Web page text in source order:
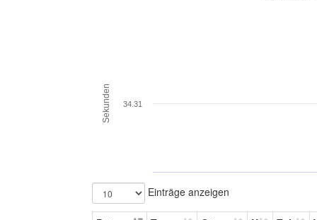
Sekunden 34.31
Einträge anzeigen